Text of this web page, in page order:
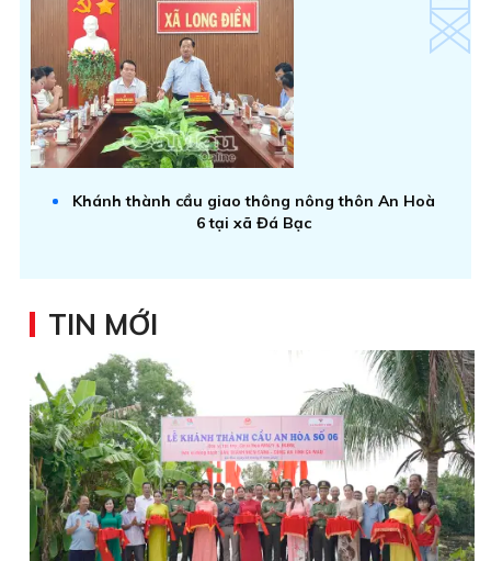
Khánh thành cầu giao thông nông thôn An Hoà
6 tại xã Đá Bạc
TIN MỚI